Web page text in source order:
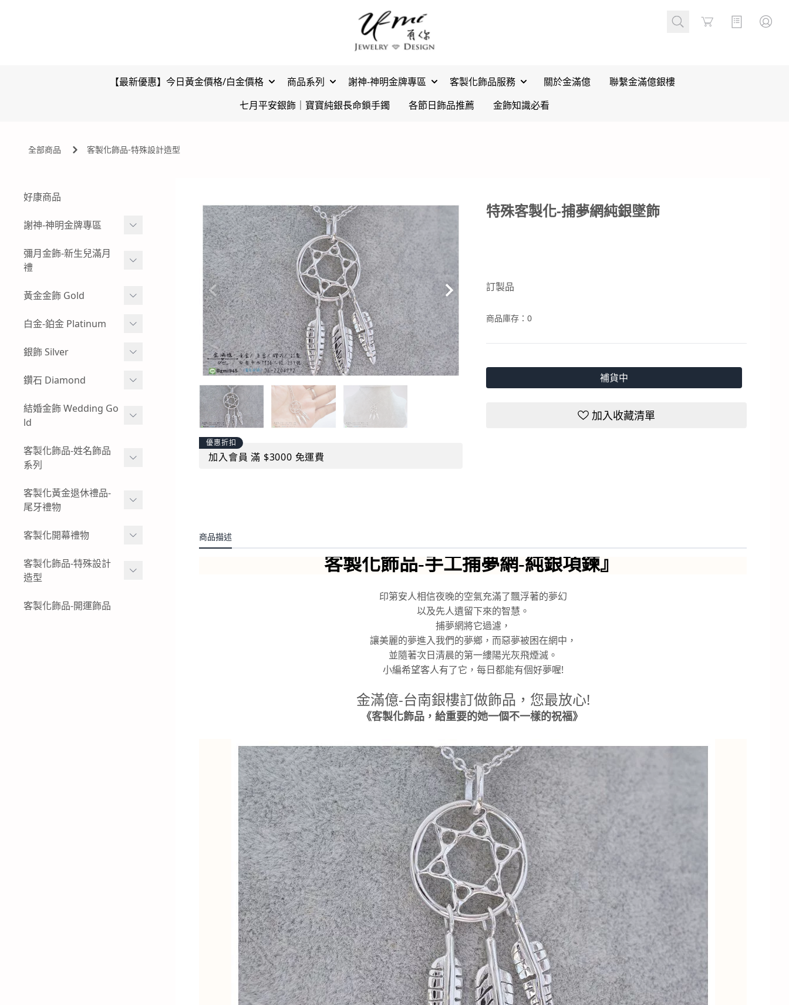
Cart
【最新優惠】今日黃金價格/白金價格 商品系列 謝神-神明金牌專區 客製化飾品服務 關於金滿億
聯繫金滿億銀樓
七月平安銀飾｜寶寶純銀長命鎖手鐲
各節日飾品推薦 金飾知識必看
全部商品 客製化飾品-特殊設計造型
好康商品
謝神-神明金牌專區
雙面壓克力浮字款-神明金
牌
玻璃框、木框樣式-黃金神
明金牌
其他特殊樣式-黃金神明金
項鍊
彌月金飾-新生兒滿月
禮
彌月金飾 生肖
彌月金飾 手鍊
彌月金飾 項鍊
彌月金飾 禮盒
黃金金飾 Gold
蠶絲蠟線系列
黃金耳環
黃金金塊-黃金擺飾
男生黃金手鍊-黃金手環
女生黃金手鍊-黃金手環
男生黃金項鍊
女生黃金項鍊
女生黃金小套鍊
黃金墜子-黃金吊墜
女生黃金戒指
白金-鉑金 Platinum
白金耳環
男生白金項鍊
白金手鍊-手環
白金戒指-對戒
銀飾 Silver
小朋友純銀手環
小朋友純銀手鍊
純銀墜飾
男生純銀項鍊
鑽石 Diamond
鑽石手鍊
鑽石戒指
鑽石項鍊-鑽石墜飾
商品
結婚金飾 Wedding Go
ld
結婚金飾套組-寬面款
結婚金飾套組-幸運草
結婚金飾套組-愛心
結婚金飾套組-花草
結婚金飾套組-蝴蝶
結婚金飾套組-龍鳳
客製化飾品-姓名飾品
系列
黃金姓名項鍊-墜飾
黃金姓名手鍊
黃金姓名戒指
K金與白金姓名項鍊-墜飾-
戒指
純銀姓名項鍊-墜飾-戒指
客製化黃金退休禮品-
尾牙禮物
金幣
黃金水晶擺件
黃金木框擺件
黃金獎狀-絨沙金立體擺件
客製化開幕禮物
黃金擺件-絨沙金擺件
公司logo 品牌
現貨商品-黃金擺飾
客製化飾品-特殊設計
造型
特殊客製化飾品-黃金鑰匙
客製化飾品-開運飾品
優惠折扣
加入會員 滿 $3000 免運費
特殊客製化-捕夢網純銀墜飾
訂製品
商品庫存：0
補貨中
加入收藏清單
商品描述
客製化飾品-手工捕夢網-純銀項鍊』
印第安人相信夜晚的空氣充滿了飄浮著的夢幻
以及先人遺留下來的智慧。
捕夢網將它過濾，
讓美麗的夢進入我們的夢鄉，而惡夢被困在網中，
並隨著次日清晨的第一縷陽光灰飛煙滅。
小編希望客人有了它，每日都能有個好夢喔!
金滿億-台南銀樓訂做飾品，您最放心!
《客製化飾品，給重要的她一個不一樣的祝福》